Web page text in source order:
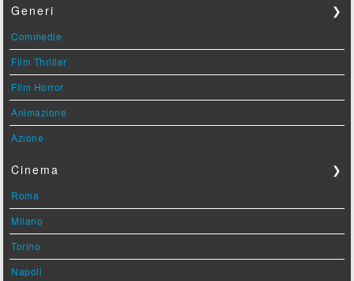
Generi ❯
Commedie
Film Thriller
Film Horror
Animazione
Azione
Cinema ❯
Roma
Milano
Torino
Napoli